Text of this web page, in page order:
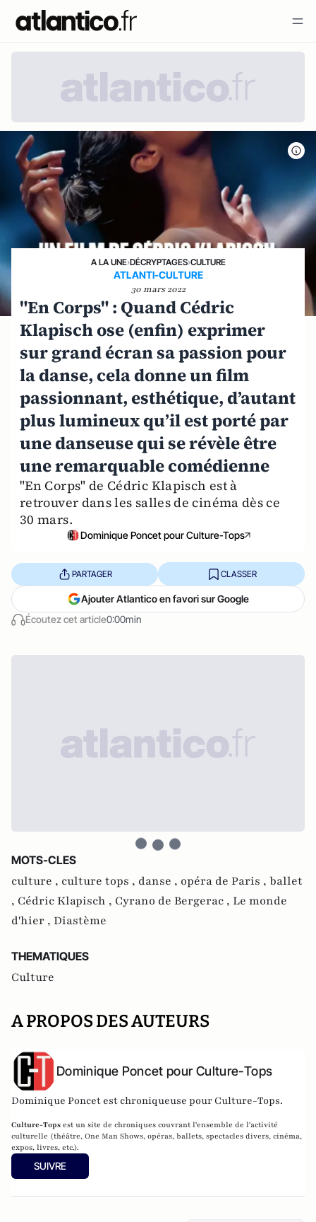
A LA UNE›DÉCRYPTAGES›CULTURE
ATLANTI-CULTURE
30 mars 2022
"En Corps" : Quand Cédric
Klapisch ose (enfin) exprimer
sur grand écran sa passion pour
la danse, cela donne un film
passionnant, esthétique, d’autant
plus lumineux qu’il est porté par
une danseuse qui se révèle être
une remarquable comédienne
"En Corps" de Cédric Klapisch est à
retrouver dans les salles de cinéma dès ce
30 mars.
Dominique Poncet pour Culture-Tops
Écoutez cet article0:00min
PARTAGER CLASSER
Ajouter Atlantico en favori sur Google
MOTS-CLES
culture , culture tops , danse , opéra de Paris , ballet
, Cédric Klapisch , Cyrano de Bergerac , Le monde
d'hier , Diastème
THEMATIQUES
Culture
A PROPOS DES AUTEURS
Dominique Poncet pour Culture-Tops
Dominique Poncet est chroniqueuse pour Culture-Tops.
Culture-Tops est un site de chroniques couvrant l'ensemble de l'activité
culturelle (théâtre, One Man Shows, opéras, ballets, spectacles divers, cinéma,
expos, livres, etc.).
SUIVRE